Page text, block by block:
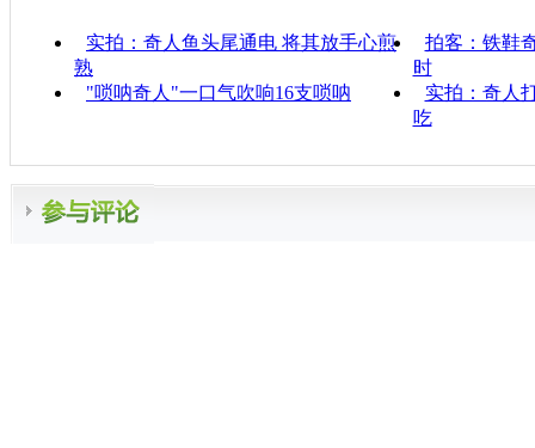
实拍：奇人鱼头尾通电 将其放手心煎
熟
拍客：铁鞋
时
"唢呐奇人"一口气吹响16支唢呐
实拍：奇人
吃